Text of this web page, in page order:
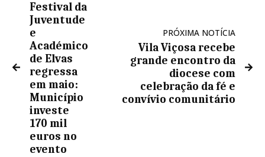
Festival da
Juventude
e
Académico
de Elvas
regressa
em maio:
Município
investe
170 mil
euros no
evento
PRÓXIMA NOTÍCIA
Vila Viçosa recebe
grande encontro da
diocese com
celebração da fé e
convívio comunitário